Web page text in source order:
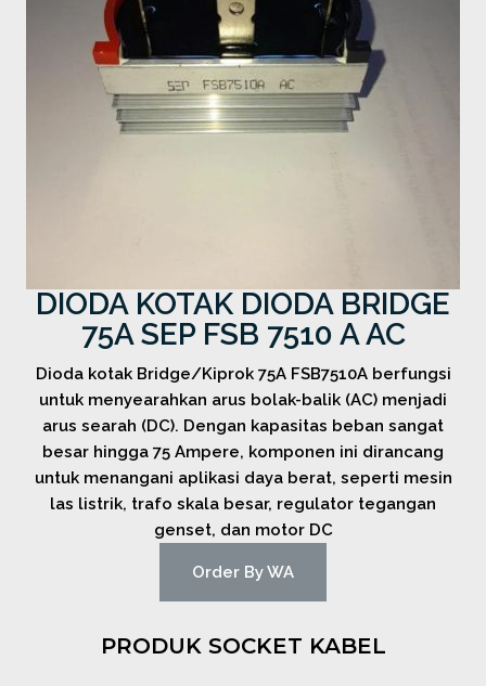
DIODA KOTAK DIODA BRIDGE
75A SEP FSB 7510 A AC
Dioda kotak Bridge/Kiprok 75A FSB7510A berfungsi
untuk menyearahkan arus bolak-balik (AC) menjadi
arus searah (DC). Dengan kapasitas beban sangat
besar hingga 75 Ampere, komponen ini dirancang
untuk menangani aplikasi daya berat, seperti mesin
las listrik, trafo skala besar, regulator tegangan
genset, dan motor DC
Order By WA
PRODUK SOCKET KABEL